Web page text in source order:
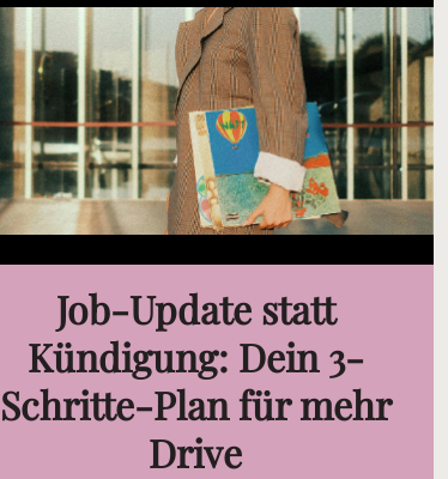
Job-Update statt
Kündigung: Dein 3-
Schritte-Plan für mehr
Drive